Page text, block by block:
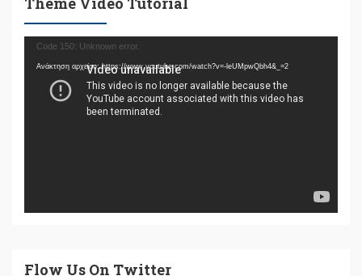
Πρόγραμμα
Αναπαραγωγής
Βίντεο
Code 150: Unknown error.
Ανάκτηση αρχείου: https://www.youtube.com/watch?v=-leUMpwQbh4&_=2
Flow Us On Twitter